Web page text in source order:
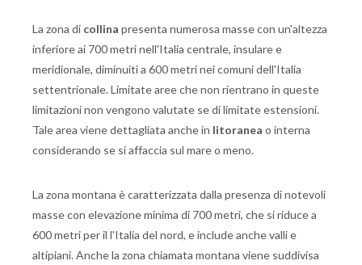
La zona di collina presenta numerosa masse con un'altezza
inferiore ai 700 metri nell'Italia centrale, insulare e
meridionale, diminuiti a 600 metri nei comuni dell'Italia
settentrionale. Limitate aree che non rientrano in queste
limitazioni non vengono valutate se di limitate estensioni.
Tale area viene dettagliata anche in litoranea o interna
considerando se si affaccia sul mare o meno.
La zona montana è caratterizzata dalla presenza di notevoli
masse con elevazione minima di 700 metri, che si riduce a
600 metri per il l'Italia del nord, e include anche valli e
altipiani. Anche la zona chiamata montana viene suddivisa